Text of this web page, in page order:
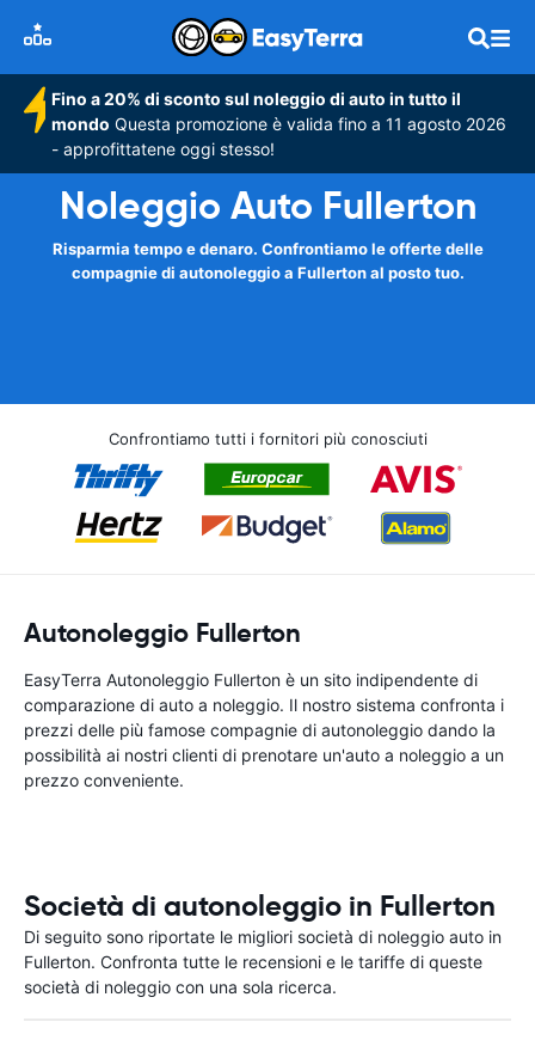
Fino a 20% di sconto sul noleggio di auto in tutto il
mondo Questa promozione è valida fino a 11 agosto 2026
- approfittatene oggi stesso!
Noleggio Auto Fullerton
Risparmia tempo e denaro. Confrontiamo le offerte delle
compagnie di autonoleggio a Fullerton al posto tuo.
Confrontiamo tutti i fornitori più conosciuti
Autonoleggio Fullerton
EasyTerra Autonoleggio Fullerton è un sito indipendente di
comparazione di auto a noleggio. Il nostro sistema confronta i
prezzi delle più famose compagnie di autonoleggio dando la
possibilità ai nostri clienti di prenotare un'auto a noleggio a un
prezzo conveniente.
Società di autonoleggio in Fullerton
Di seguito sono riportate le migliori società di noleggio auto in
Fullerton. Confronta tutte le recensioni e le tariffe di queste
società di noleggio con una sola ricerca.